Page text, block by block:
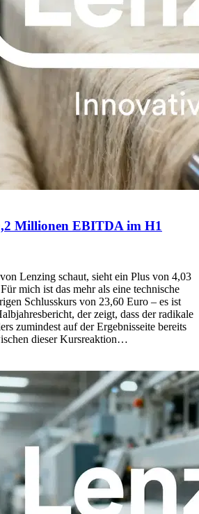
Millionen EBITDA im H1
Lenzing schaut, sieht ein Plus von 4,03
mich ist das mehr als eine technische
Schlusskurs von 23,60 Euro – es ist
der zeigt, dass der radikale
zumindest auf der Ergebnisseite bereits
dieser Kursreaktion…